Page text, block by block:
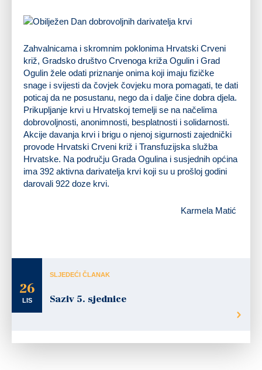
Zahvalnicama i skromnim poklonima Hrvatski Crveni
križ, Gradsko društvo Crvenoga križa Ogulin i Grad
Ogulin žele odati priznanje onima koji imaju fizičke
snage i svijesti da čovjek čovjeku mora pomagati, te dati
poticaj da ne posustanu, nego da i dalje čine dobra djela.
Prikupljanje krvi u Hrvatskoj temelji se na načelima
dobrovoljnosti, anonimnosti, besplatnosti i solidarnosti.
Akcije davanja krvi i brigu o njenoj sigurnosti zajednički
provode Hrvatski Crveni križ i Transfuzijska služba
Hrvatske. Na području Grada Ogulina i susjednih općina
ima 392 aktivna darivatelja krvi koji su u prošloj godini
darovali 922 doze krvi.
Karmela Matić
26
LIS
SLJEDEĆI ČLANAK
Saziv 5. sjednice